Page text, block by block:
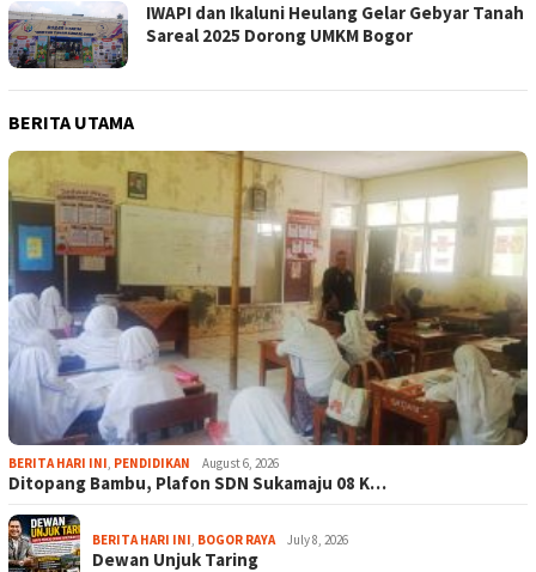
IWAPI dan Ikaluni Heulang Gelar Gebyar Tanah
Sareal 2025 Dorong UMKM Bogor
BERITA UTAMA
BERITA HARI INI, PENDIDIKAN August 6, 2026
Ditopang Bambu, Plafon SDN Sukamaju 08 K…
BERITA HARI INI, BOGOR RAYA July 8, 2026
Dewan Unjuk Taring